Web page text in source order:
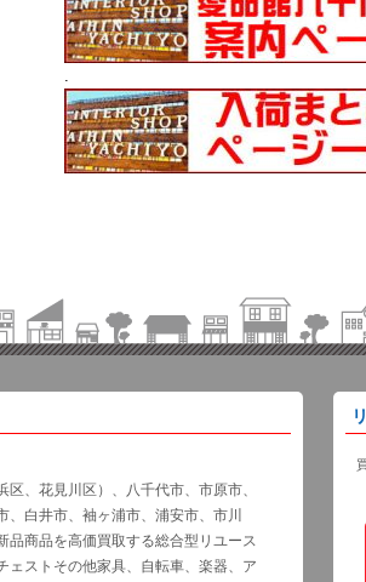
.
、花見川区）、八千代市、市原市、
白井市、袖ヶ浦市、浦安市、市川
品商品を高価買取する総合型リユース
ェストその他家具、自転車、楽器、ア